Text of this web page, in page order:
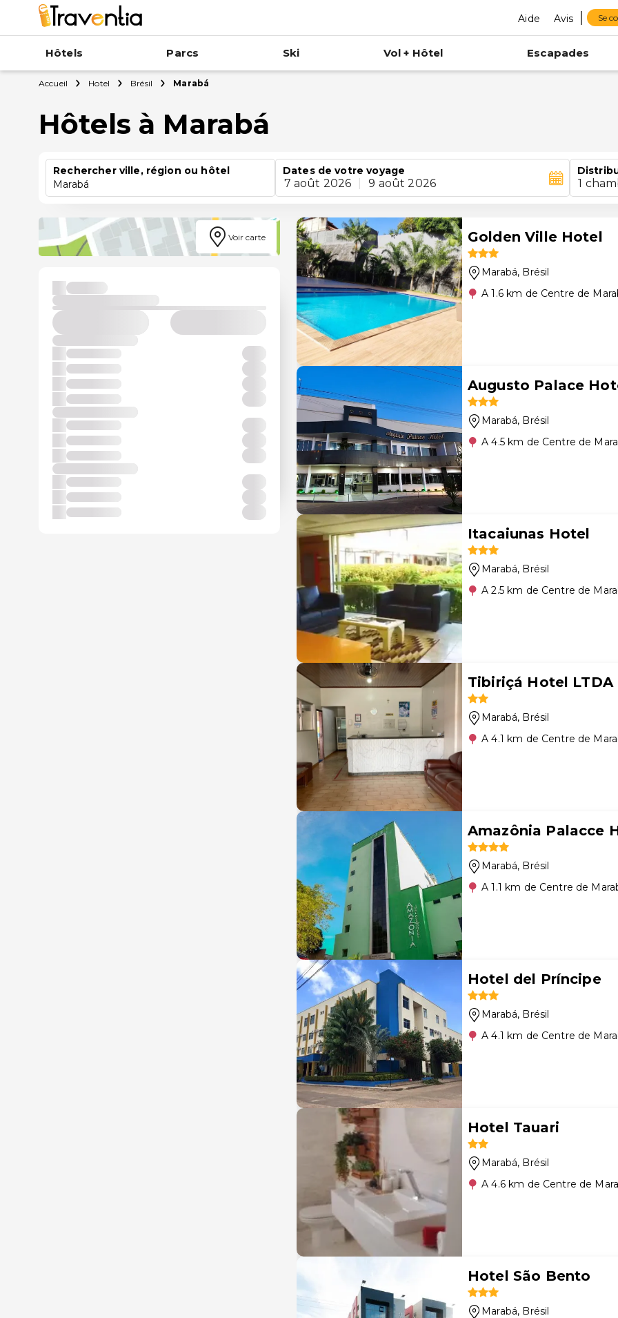
Aide Avis Se
Hôtels Parcs Ski Vol + Hôtel Escapades
Accueil Hotel Brésil Marabá
Hôtels à Marabá
Rechercher ville, région ou hôtel
Marabá
Dates de votre voyage
7 août 2026 9 août 2026 1
Voir carte Golden Ville Hotel
Marabá, Brésil
A 1.6 km de Centre de
Augusto Palace
Marabá, Brésil
A 4.5 km de Centre de
Itacaiunas Hotel
Marabá, Brésil
A 2.5 km de Centre de
Tibiriçá Hotel LTDA
Marabá, Brésil
A 4.1 km de Centre de
Amazônia Palacce
Marabá, Brésil
A 1.1 km de Centre de
Hotel del Príncipe
Marabá, Brésil
A 4.1 km de Centre de
Hotel Tauari
Marabá, Brésil
A 4.6 km de Centre de
Hotel São Bento
Marabá, Brésil